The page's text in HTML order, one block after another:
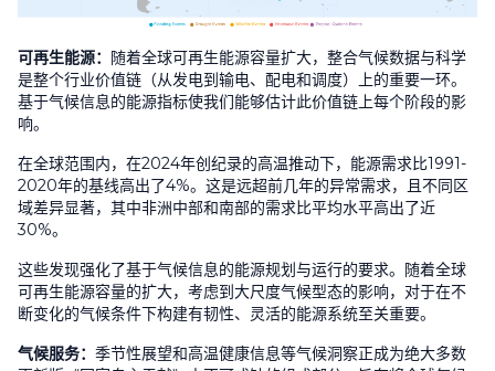
可再生能源： 随着全球可再生能源容量扩大，整合气候数据与科学
是整个行业价值链（从发电到输电、配电和调度）上的重要一环。
基于气候信息的能源指标使我们能够估计此价值链上每个阶段的影
响。
在全球范围内，在2024年创纪录的高温推动下，能源需求比1991-
2020年的基线高出了4%。这是远超前几年的异常需求，且不同区
域差异显著，其中非洲中部和南部的需求比平均水平高出了近
30%。
这些发现强化了基于气候信息的能源规划与运行的要求。随着全球
可再生能源容量的扩大，考虑到大尺度气候型态的影响，对于在不
断变化的气候条件下构建有韧性、灵活的能源系统至关重要。
气候服务： 季节性展望和高温健康信息等气候洞察正成为绝大多数